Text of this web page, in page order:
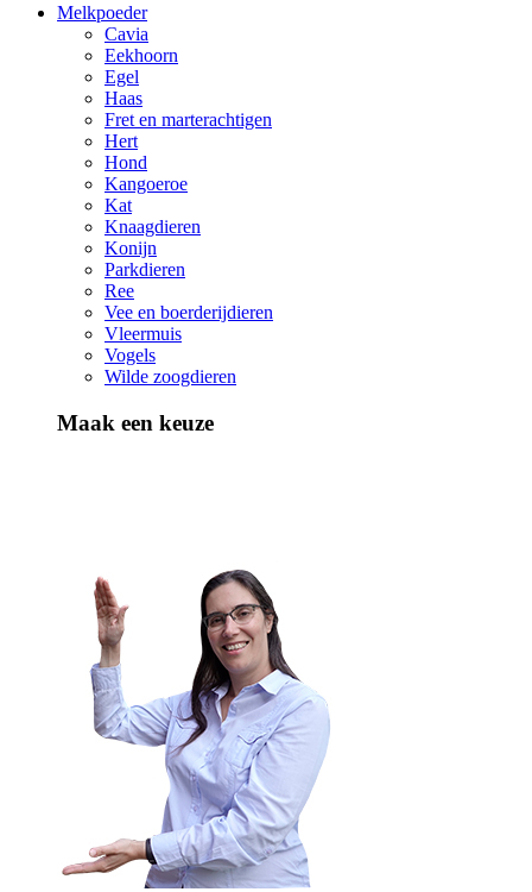
Melkpoeder
Cavia
Eekhoorn
Egel
Haas
Fret en marterachtigen
Hert
Hond
Kangoeroe
Kat
Knaagdieren
Konijn
Parkdieren
Ree
Vee en boerderijdieren
Vleermuis
Vogels
Wilde zoogdieren
Maak een keuze